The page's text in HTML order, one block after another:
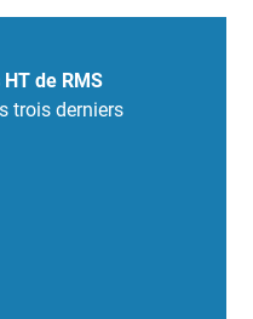
de RMS
trois derniers